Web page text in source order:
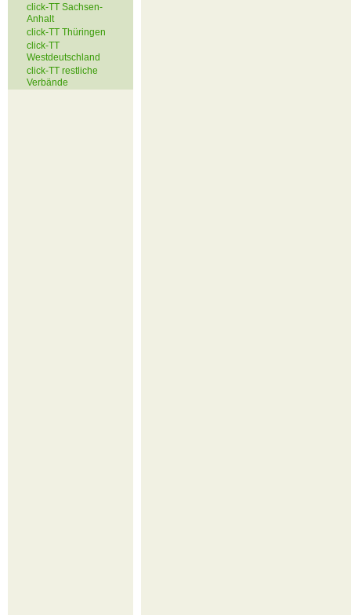
click-TT Sachsen-
Anhalt
click-TT Thüringen
click-TT
Westdeutschland
click-TT restliche
Verbände